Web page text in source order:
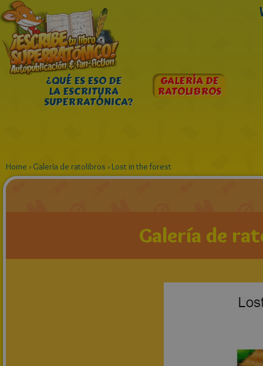
¿QUÉ ES ESO DE
LA ESCRITURA
SUPERRATÓNICA?
GALERÍA DE
RATOLIBROS
Home › Galería de ratolibros › Lost in the forest
Galería de